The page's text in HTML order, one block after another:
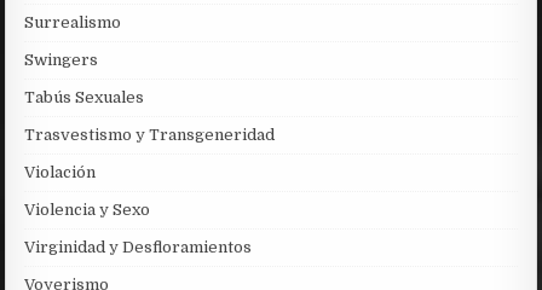
Surrealismo
Swingers
Tabús Sexuales
Trasvestismo y Transgeneridad
Violación
Violencia y Sexo
Virginidad y Desfloramientos
Voyerismo